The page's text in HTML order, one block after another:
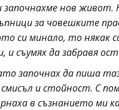
започнахме нов живот.
за човешките
си минало, то някак
и съумях да забравя
започнах да пиша
и стойност. С
в съзнанието ми